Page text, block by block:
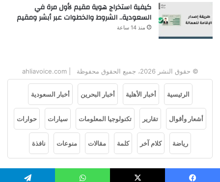
كيفية استخراج هوية مقيم لأول مرة في
السعودية.. الشروط والخطوات عبر أبشر ومقيم
منذ 14 ساعة
© حقوق النشر 2026، جميع الحقوق محفوظة | ahliavoice.com
الرئيسية أخبار الأهلية أخبار البحرين أخبار السعودية
أشعار وأقوال تقارير تكنولوجيا المعلومات سيارات حوارات
رياضة كلام آخر كلمة مقالات منوعات نافذة